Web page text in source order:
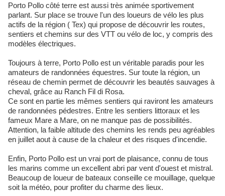
Porto Pollo côté terre est aussi très animée sportivement
parlant. Sur place se trouve l'un des loueurs de vélo les plus
actifs de la région ( Tex) qui propose de découvrir les routes,
sentiers et chemins sur des VTT ou vélo de loc, y compris des
modèles électriques.
Toujours à terre, Porto Pollo est un véritable paradis pour les
amateurs de randonnées équestres. Sur toute la région, un
réseau de chemin permet de découvrir les beautés sauvages à
cheval, grâce au Ranch Fil di Rosa.
Ce sont en partie les mêmes sentiers qui raviront les amateurs
de randonnées pédestres. Entre les sentiers littoraux et les
fameux Mare a Mare, on ne manque pas de possibilités.
Attention, la faible altitude des chemins les rends peu agréables
en juillet aout à cause de la chaleur et des risques d'incendie.
Enfin, Porto Pollo est un vrai port de plaisance, connu de tous
les marins comme un excellent abri par vent d'ouest et mistral.
Beaucoup de loueur de bateaux conseille ce mouillage, quelque
soit la météo, pour profiter du charme des lieux.